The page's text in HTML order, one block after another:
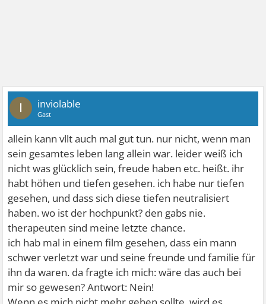
I inviolable
Gast
allein kann vllt auch mal gut tun. nur nicht, wenn man
sein gesamtes leben lang allein war. leider weiß ich
nicht was glücklich sein, freude haben etc. heißt. ihr
habt höhen und tiefen gesehen. ich habe nur tiefen
gesehen, und dass sich diese tiefen neutralisiert
haben. wo ist der hochpunkt? den gabs nie.
therapeuten sind meine letzte chance.
ich hab mal in einem film gesehen, dass ein mann
schwer verletzt war und seine freunde und familie für
ihn da waren. da fragte ich mich: wäre das auch bei
mir so gewesen? Antwort: Nein!